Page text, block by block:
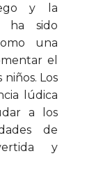
y la
ha sido
una
el
Los
lúdica
a los
de
y